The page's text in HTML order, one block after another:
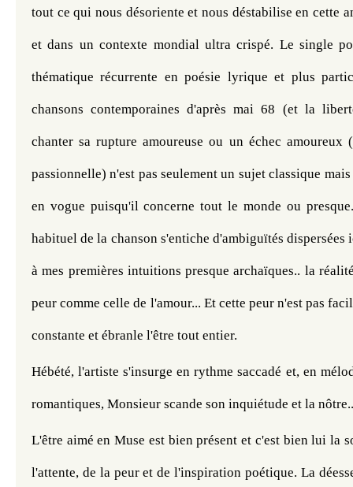
tout ce qui nous désoriente et nous déstabilise en cette
et dans un contexte mondial ultra crispé. Le single
thématique récurrente en poésie lyrique et plus
chansons contemporaines d'après mai 68 (et la
chanter sa rupture amoureuse ou un échec amoureux
passionnelle) n'est pas seulement un sujet classique
en vogue puisqu'il concerne tout le monde ou
habituel de la chanson s'entiche d'ambiguïtés dispersées
à mes premières intuitions presque archaïques.. la
peur comme celle de l'amour... Et cette peur n'est pas
constante et ébranle l'être tout entier.
Hébété, l'artiste s'insurge en rythme saccadé et, en
romantiques, Monsieur scande son inquiétude et la
L'être aimé en Muse est bien présent et c'est bien lui la
l'attente, de la peur et de l'inspiration poétique. La